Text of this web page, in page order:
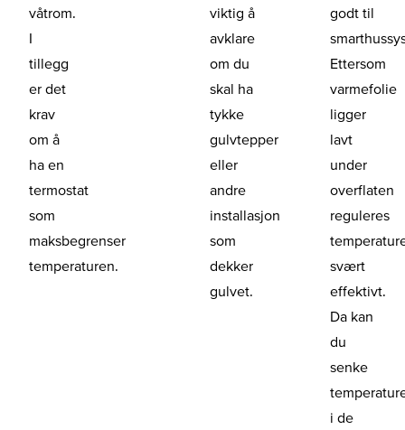
våtrom.
I
tillegg
er det
krav
om å
ha en
termostat
som
maksbegrenser
temperaturen.
viktig å
avklare
om du
skal ha
tykke
gulvtepper
eller
andre
installasjon
som
dekker
gulvet.
godt til
Ettersom
varmefolie
ligger
lavt
under
overflaten
reguleres
svært
effektivt.
Da kan
du
senke
i de